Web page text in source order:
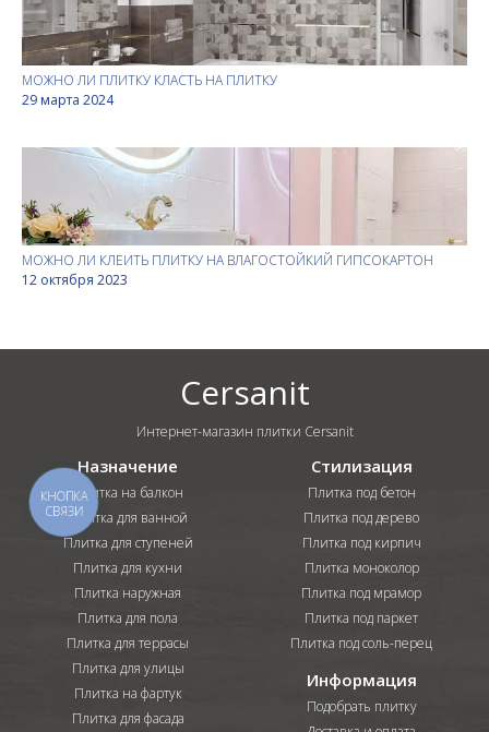
МОЖНО ЛИ ПЛИТКУ КЛАСТЬ НА ПЛИТКУ
29 марта 2024
МОЖНО ЛИ КЛЕИТЬ ПЛИТКУ НА ВЛАГОСТОЙКИЙ ГИПСОКАРТОН
12 октября 2023
Cersanit
Интернет-магазин плитки Cersanit
Назначение
Плитка на балкон
Плитка для ванной
Плитка для ступеней
Плитка для кухни
Плитка наружная
Плитка для пола
Плитка для террасы
Плитка для улицы
Плитка на фартук
Плитка для фасада
Стилизация
Плитка под бетон
Плитка под дерево
Плитка под кирпич
Плитка моноколор
Плитка под мрамор
Плитка под паркет
Плитка под соль-перец
Информация
Подобрать плитку
КНОПКА
СВЯЗИ